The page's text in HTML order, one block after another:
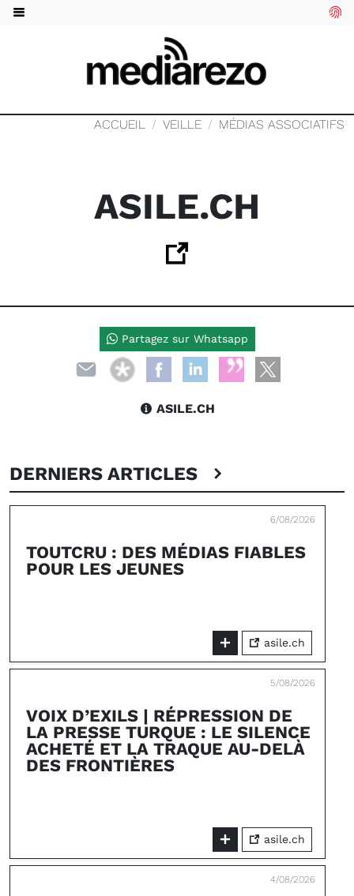
ACCUEIL VEILLE MÉDIAS ASSOCIATIFS
ASILE.CH
ASILE.CH
DERNIERS ARTICLES
6/08/2026
TOUTCRU : DES MÉDIAS FIABLES
POUR LES JEUNES
asile.ch
5/08/2026
VOIX D’EXILS | RÉPRESSION DE
LA PRESSE TURQUE : LE SILENCE
ACHETÉ ET LA TRAQUE AU-DELÀ
DES FRONTIÈRES
asile.ch
4/08/2026
Partagez sur Whatsapp